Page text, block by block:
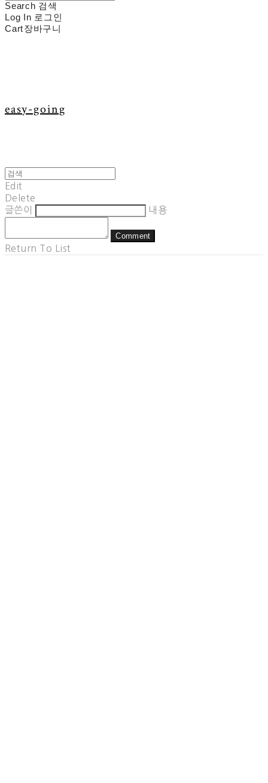
Search 검색
Log In 로그인
Cart장바구니
easy-going
Edit
Delete
글쓴이
내용
Comment
Return To List